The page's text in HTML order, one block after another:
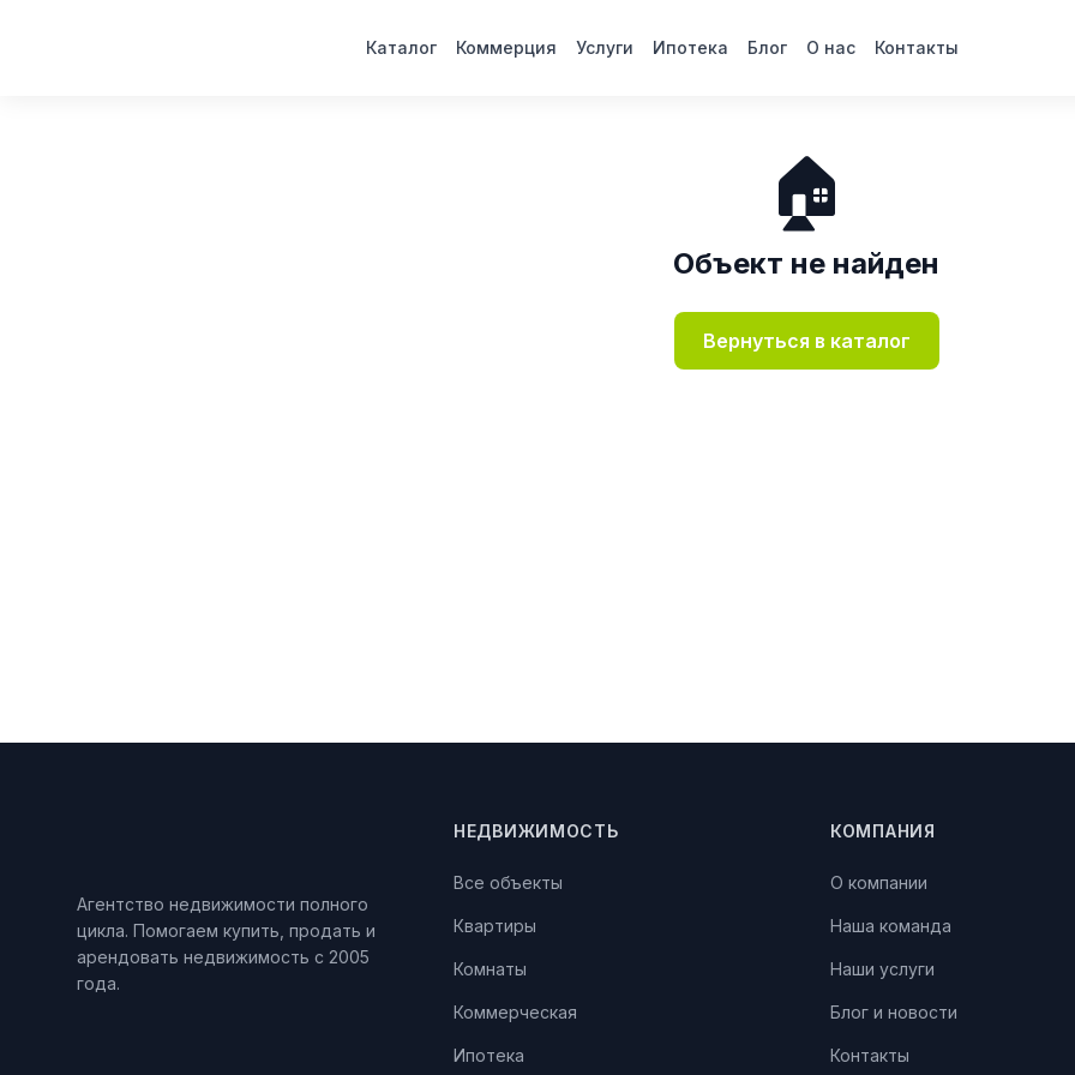
Каталог Коммерция Услуги Ипотека Блог О нас Контакты
🏠
Объект не найден
Вернуться в каталог
Агентство недвижимости полного
цикла. Помогаем купить, продать и
арендовать недвижимость с 2005
года.
НЕДВИЖИМОСТЬ
Все объекты
Квартиры
Комнаты
Коммерческая
Ипотека
КОМПАНИЯ
О компании
Наша команда
Наши услуги
Блог и новости
Контакты